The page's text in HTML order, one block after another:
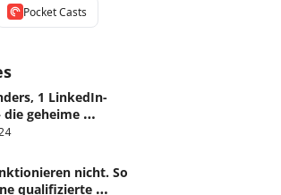
Pocket Casts
1 LinkedIn-
die geheime
für Personal
nicht. So
qualifizierte